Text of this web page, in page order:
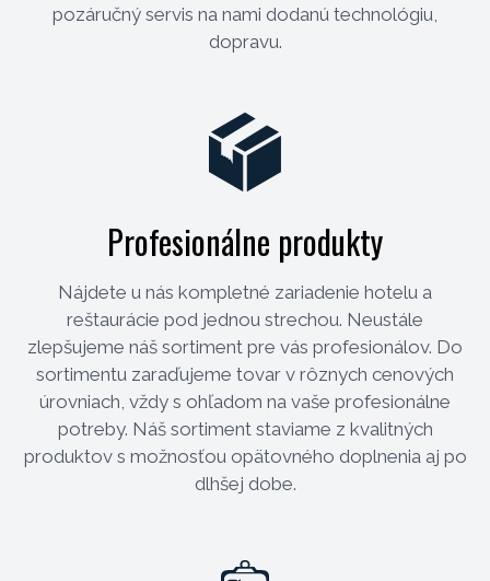
pozáručný servis na nami dodanú technológiu,
dopravu.
Profesionálne produkty
Nájdete u nás kompletné zariadenie hotelu a
reštaurácie pod jednou strechou. Neustále
zlepšujeme náš sortiment pre vás profesionálov. Do
sortimentu zaraďujeme tovar v rôznych cenových
úrovniach, vždy s ohľadom na vaše profesionálne
potreby. Náš sortiment staviame z kvalitných
produktov s možnosťou opätovného doplnenia aj po
dlhšej dobe.